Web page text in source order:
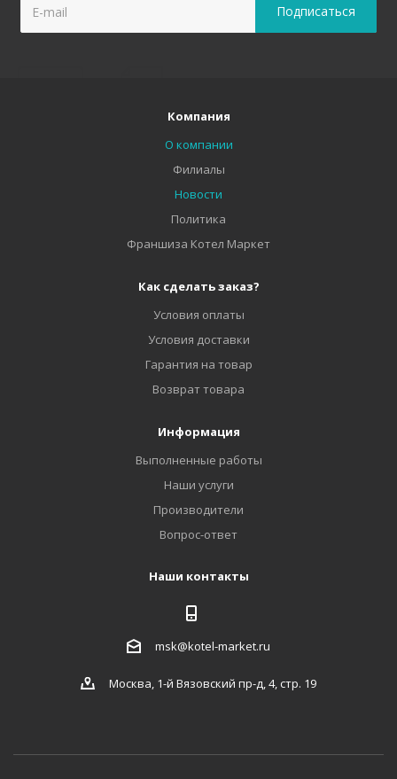
Компания
О компании
Филиалы
Новости
Политика
Франшиза Котел Маркет
Как сделать заказ?
Условия оплаты
Условия доставки
Гарантия на товар
Возврат товара
Информация
Выполненные работы
Наши услуги
Производители
Вопрос-ответ
Наши контакты
msk@kotel-market.ru
Москва, 1-й Вязовский пр-д, 4, стр. 19